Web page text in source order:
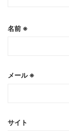
名前 ※
メール※
サイト